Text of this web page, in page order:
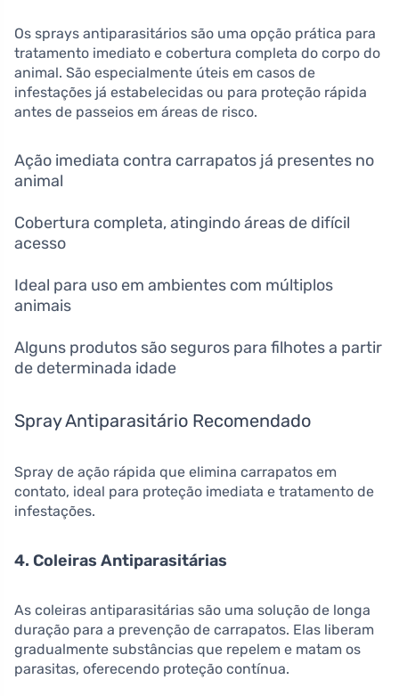
Os sprays antiparasitários são uma opção prática para
tratamento imediato e cobertura completa do corpo do
animal. São especialmente úteis em casos de
infestações já estabelecidas ou para proteção rápida
antes de passeios em áreas de risco.
Ação imediata contra carrapatos já presentes no
animal
Cobertura completa, atingindo áreas de difícil
acesso
Ideal para uso em ambientes com múltiplos
animais
Alguns produtos são seguros para filhotes a partir
de determinada idade
Spray Antiparasitário Recomendado
Spray de ação rápida que elimina carrapatos em
contato, ideal para proteção imediata e tratamento de
infestações.
4. Coleiras Antiparasitárias
As coleiras antiparasitárias são uma solução de longa
duração para a prevenção de carrapatos. Elas liberam
gradualmente substâncias que repelem e matam os
parasitas, oferecendo proteção contínua.